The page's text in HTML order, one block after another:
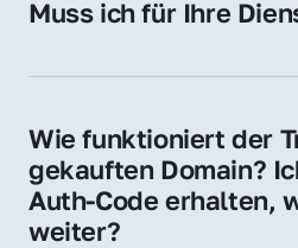
Gebühren an. Diese
Muss ich für Ihre
der Domain – ohne
Wie funktioniert der
gekauften Domain?
Auth-Code erhalten,
weiter?